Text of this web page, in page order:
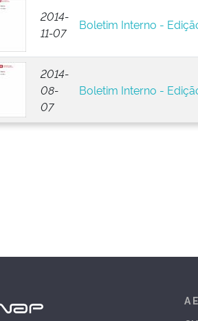
2014-
11-07
Boletim Interno -
2014-
08-
07
Boletim Interno -
A